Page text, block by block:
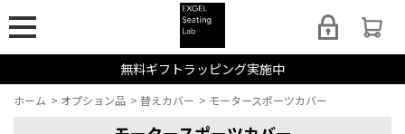
無料ギフトラッピング実施中
ホーム > オプション品 > 替えカバー > モータースポーツカバー